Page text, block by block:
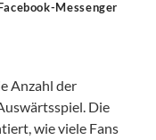
Facebook-Messenger
Anzahl der
Die
wie viele Fans